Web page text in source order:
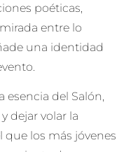
poéticas,
entre lo
una identidad
esencia del Salón,
dejar volar la
los más jóvenes